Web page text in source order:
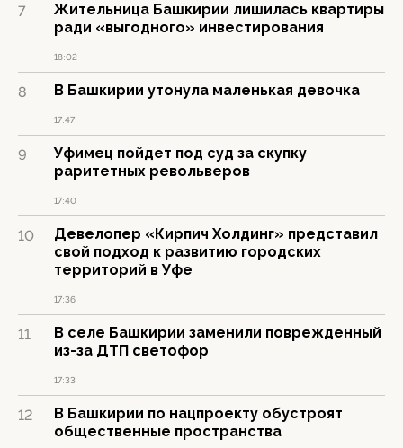
7
Жительница Башкирии лишилась квартиры
ради «выгодного» инвестирования
18:02
8 В Башкирии утонула маленькая девочка
17:47
9
Уфимец пойдет под суд за скупку
раритетных револьверов
17:40
10
Девелопер «Кирпич Холдинг» представил
свой подход к развитию городских
территорий в Уфе
17:36
11
В селе Башкирии заменили поврежденный
из-за ДТП светофор
17:33
12
В Башкирии по нацпроекту обустроят
общественные пространства